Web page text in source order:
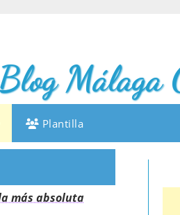
Blog Málaga
Plantilla
más absoluta